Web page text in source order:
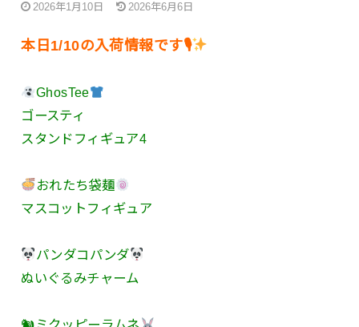
2026年1月10日 2026年6月6日
本日1/10の入荷情報です🎙
GhosTee
ゴースティ
スタンドフィギュア4
おれたち袋麺
マスコットフィギュア
パンダコパンダ
ぬいぐるみチャーム